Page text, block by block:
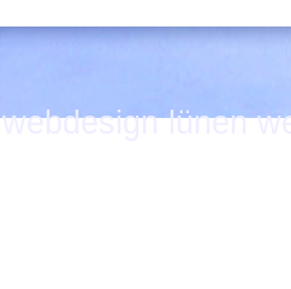
webdesign lünen